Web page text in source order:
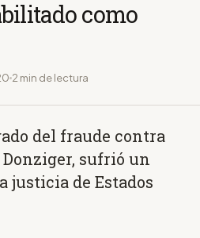
como
2 min de lectura
del fraude contra
sufrió un
justicia de Estados